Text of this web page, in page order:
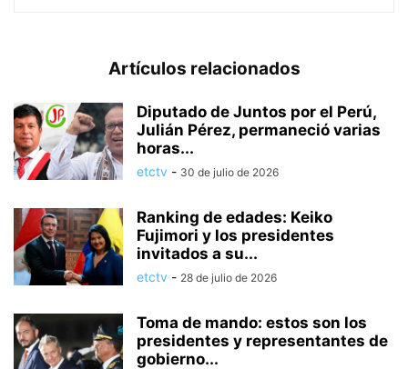
Artículos relacionados
Diputado de Juntos por el Perú,
Julián Pérez, permaneció varias
horas...
etctv - 30 de julio de 2026
Ranking de edades: Keiko
Fujimori y los presidentes
invitados a su...
etctv - 28 de julio de 2026
Toma de mando: estos son los
presidentes y representantes de
gobierno...